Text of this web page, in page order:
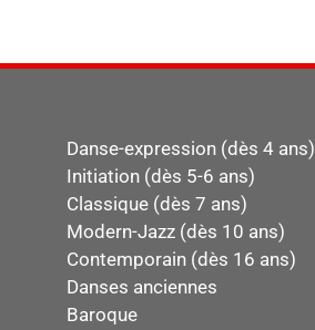
Danse-expression (dès 4 ans)
Initiation (dès 5-6 ans)
Classique (dès 7 ans)
Modern-Jazz (dès 10 ans)
Contemporain (dès 16 ans)
Danses anciennes
Baroque